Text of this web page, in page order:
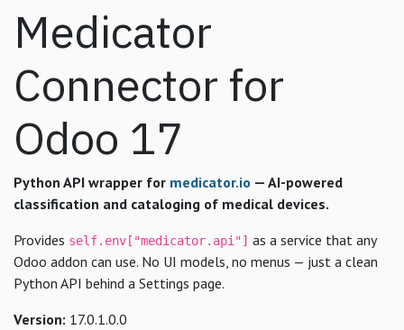
Medicator
Connector for
Odoo 17
Python API wrapper for medicator.io — AI-powered
classification and cataloging of medical devices.
Provides self.env["medicator.api"] as a service that any
Odoo addon can use. No UI models, no menus — just a clean
Python API behind a Settings page.
Version: 17.0.1.0.0